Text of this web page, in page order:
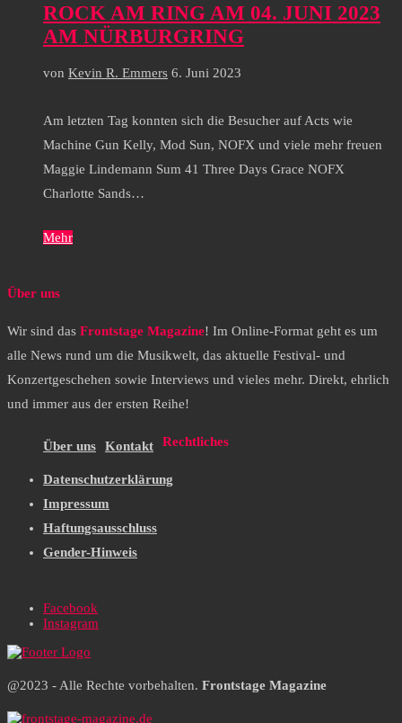
ROCK AM RING AM 04. JUNI 2023
AM NÜRBURGRING
von Kevin R. Emmers 6. Juni 2023
Am letzten Tag konnten sich die Besucher auf Acts wie
Machine Gun Kelly, Mod Sun, NOFX und viele mehr freuen
Maggie Lindemann Sum 41 Three Days Grace NOFX
Charlotte Sands…
Mehr
Über uns
Wir sind das Frontstage Magazine! Im Online-Format geht es um
alle News rund um die Musikwelt, das aktuelle Festival- und
Konzertgeschehen sowie Interviews und vieles mehr. Direkt, ehrlich
und immer aus der ersten Reihe!
Über uns Kontakt Rechtliches
Datenschutzerklärung
Impressum
Haftungsausschluss
Gender-Hinweis
Facebook
Instagram
@2023 - Alle Rechte vorbehalten. Frontstage Magazine